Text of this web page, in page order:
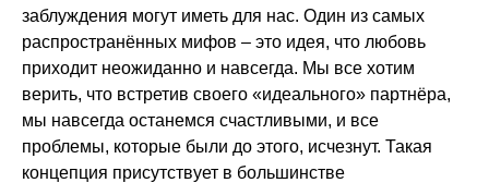
заблуждения могут иметь для нас. Один из самых
распространённых мифов – это идея, что любовь
приходит неожиданно и навсегда. Мы все хотим
верить, что встретив своего «идеального» партнёра,
мы навсегда останемся счастливыми, и все
проблемы, которые были до этого, исчезнут. Такая
концепция присутствует в большинстве